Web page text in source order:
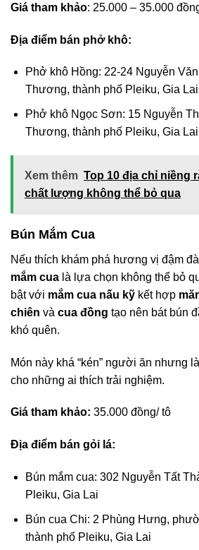
Giá tham khảo: 25.000 – 35.000
Địa điểm bán phở khô:
Phở khô Hồng: 22-24 Nguyễn
Thương, thành phố Pleiku, Gia Lai
Phở khô Ngọc Sơn: 15 Nguyễn
Thương, thành phố Pleiku, Gia Lai
Xem thêm Top 10 địa chỉ niềng
chất lượng không thể bỏ qua
Bún Mắm Cua
Nếu thích khám phá hương vị đậm
mắm cua là lựa chọn không thể bỏ
bật với mắm cua nấu kỹ kết hợp
chiên và cua đồng tạo nên bát bún
khó quên.
Món này khá “kén” người ăn nhưng
cho những ai thích trải nghiệm.
Giá tham khảo: 35.000 đồng/ tô
Địa điểm bán gỏi lá:
Bún mắm cua: 302 Nguyễn Tất
Pleiku, Gia Lai
Bún cua Chi: 2 Phùng Hưng,
thành phố Pleiku, Gia Lai